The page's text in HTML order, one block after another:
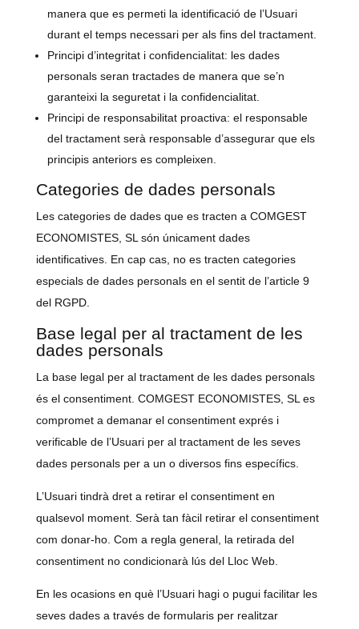
manera que es permeti la identificació de l’Usuari
durant el temps necessari per als fins del tractament.
Principi d’integritat i confidencialitat: les dades
personals seran tractades de manera que se’n
garanteixi la seguretat i la confidencialitat.
Principi de responsabilitat proactiva: el responsable
del tractament serà responsable d’assegurar que els
principis anteriors es compleixen.
Categories de dades personals
Les categories de dades que es tracten a COMGEST
ECONOMISTES, SL són únicament dades
identificatives. En cap cas, no es tracten categories
especials de dades personals en el sentit de l’article 9
del RGPD.
Base legal per al tractament de les
dades personals
La base legal per al tractament de les dades personals
és el consentiment. COMGEST ECONOMISTES, SL es
compromet a demanar el consentiment exprés i
verificable de l’Usuari per al tractament de les seves
dades personals per a un o diversos fins específics.
L’Usuari tindrà dret a retirar el consentiment en
qualsevol moment. Serà tan fàcil retirar el consentiment
com donar-ho. Com a regla general, la retirada del
consentiment no condicionarà lús del Lloc Web.
En les ocasions en què l’Usuari hagi o pugui facilitar les
seves dades a través de formularis per realitzar